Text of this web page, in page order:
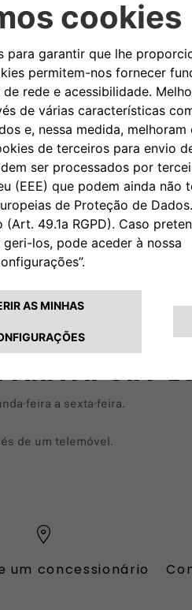
APOIÁ-
feira a sexta-feira.
de um telemóvel.
um concessionário